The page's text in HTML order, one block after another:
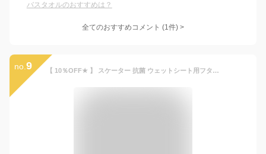
バスタオルのおすすめは？
全てのおすすめコメント (1件) >
no. 9 【 10％OFF★ 】 スケーター 抗菌 ウェットシート用フタ ウェッティッシュ 蓋 おしりふき ふた アタッチメント 貼らない はめ込み 簡単 おしり拭き キャラクター 除菌シート ウエットティッシュ ふた キャラクター ポケモン ディズニー フタ ワンタッチ かわいい 便利 グッズ